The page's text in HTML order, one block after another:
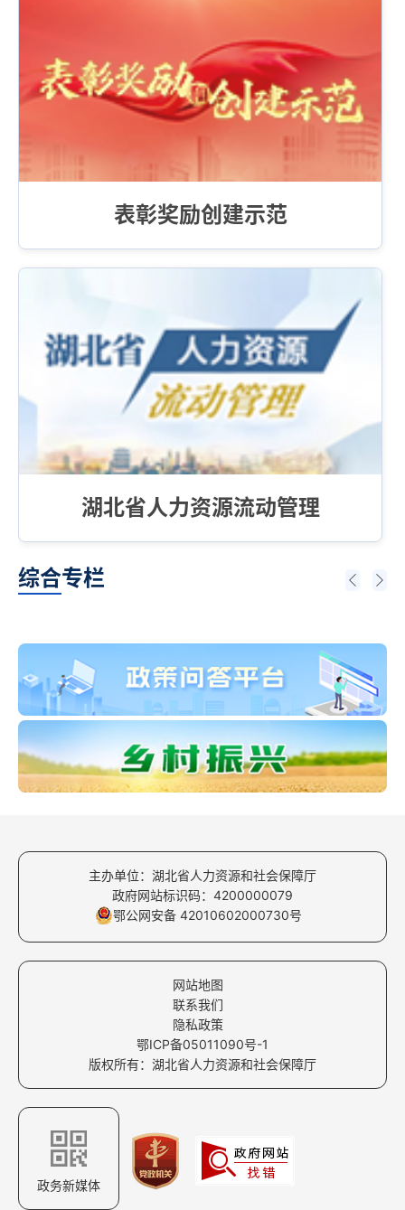
表彰奖励创建示范
湖北省人力资源流动管理
综合专栏
主办单位：湖北省人力资源和社会保障厅
政府网站标识码：4200000079
鄂公网安备 42010602000730号
网站地图
联系我们
隐私政策
鄂ICP备05011090号-1
版权所有：湖北省人力资源和社会保障厅
政务新媒体